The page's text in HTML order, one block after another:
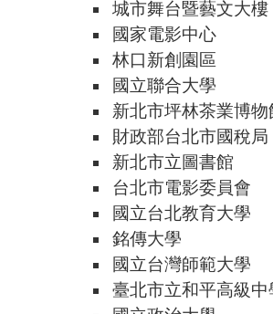
城市舞台暨藝文大樓
國家電影中心
林口新創園區
國立聯合大學
新北市坪林茶業博物
財政部台北市國稅局
新北市立圖書館
台北市電影委員會
國立台北教育大學
銘傳大學
國立台灣師範大學
臺北市立和平高級中